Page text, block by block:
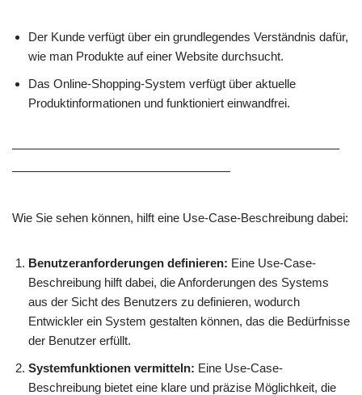
Der Kunde verfügt über ein grundlegendes Verständnis dafür,
wie man Produkte auf einer Website durchsucht.
Das Online-Shopping-System verfügt über aktuelle
Produktinformationen und funktioniert einwandfrei.
———————————————————————————
——————————————————
Wie Sie sehen können, hilft eine Use-Case-Beschreibung dabei:
Benutzeranforderungen definieren: Eine Use-Case-
Beschreibung hilft dabei, die Anforderungen des Systems
aus der Sicht des Benutzers zu definieren, wodurch
Entwickler ein System gestalten können, das die Bedürfnisse
der Benutzer erfüllt.
Systemfunktionen vermitteln: Eine Use-Case-
Beschreibung bietet eine klare und präzise Möglichkeit, die